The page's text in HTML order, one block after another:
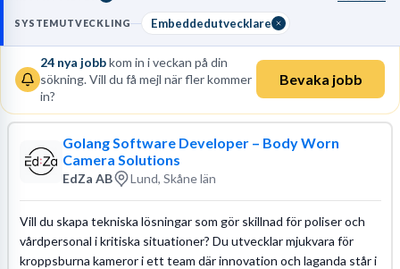
kräver en högskoleingenjörsexamen inom elektroteknik eller
datateknik samt god vana av att läsakretsscheman och
datablad. Dagarna går åt till att skriva kod, utföra
systemintegration och verifiera funktioner direkt på
målhårdvaran.
Läs mer om yrket:
Löneguide Arbetsuppgifter
SYSTEMUTVECKLING Embeddedutvecklare
24 nya jobbkom in i veckan på din
sökning. Vill du få mejl när fler kommer
in?
Bevaka jobb
Golang Software Developer – Body Worn
Camera Solutions
EdZa AB Lund, Skåne län
Vill du skapa tekniska lösningar som gör skillnad för poliser och
vårdpersonal i kritiska situationer? Du utvecklar mjukvara för
kroppsburna kameror i ett team där innovation och laganda står i